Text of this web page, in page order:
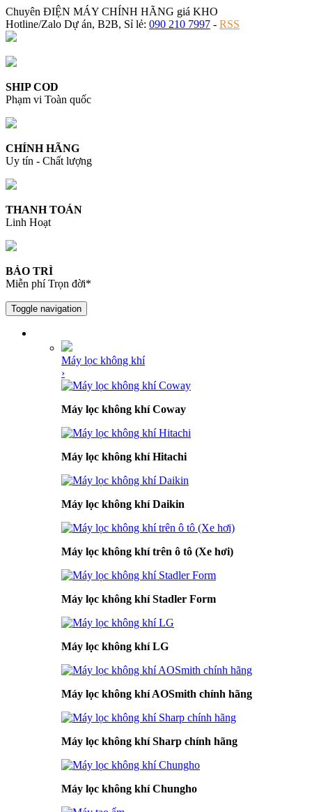
Chuyên ĐIỆN MÁY CHÍNH HÃNG giá KHO
Hotline/Zalo Dự án, B2B, Sỉ lẻ: 090 210 7997 - RSS
SHIP COD
Phạm vi Toàn quốc
CHÍNH HÃNG
Uy tín - Chất lượng
THANH TOÁN
Linh Hoạt
BẢO TRÌ
Miễn phí Trọn đời*
Toggle navigation
Máy lọc không khí
›
Máy lọc không khí Coway
Máy lọc không khí Hitachi
Máy lọc không khí Daikin
Máy lọc không khí trên ô tô (Xe hơi)
Máy lọc không khí Stadler Form
Máy lọc không khí LG
Máy lọc không khí AOSmith chính hãng
Máy lọc không khí Sharp chính hãng
Máy lọc không khí Chungho